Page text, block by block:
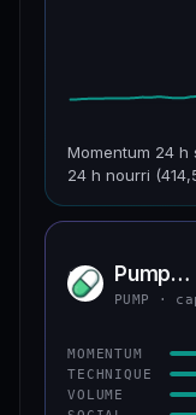
Momentum 24 h
24 h nourri
CAP. MARCHÉ
VAR. 7 J
VS ATH
−28,0 %
PUMP
PUMP ·
MOMENTUM
TECHNIQUE
VOLUME